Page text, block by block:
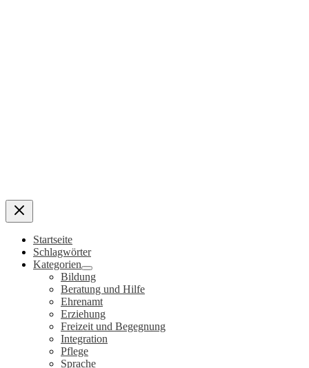
Startseite
Schlagwörter
Kategorien
Bildung
Beratung und Hilfe
Ehrenamt
Erziehung
Freizeit und Begegnung
Integration
Pflege
Sprache